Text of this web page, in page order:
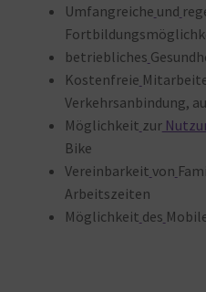
Umfangreiche und
betriebliches
Kostenfreie
Verkehrsanbindung,
Möglichkeit zur
Bike
Vereinbarkeit von
Arbeitszeiten
Möglichkeit des